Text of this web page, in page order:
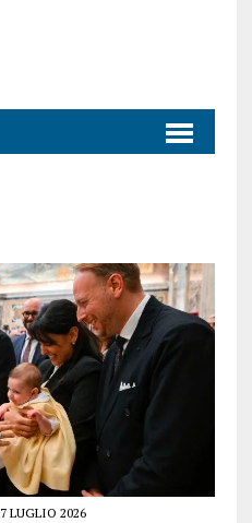
7 LUGLIO 2026